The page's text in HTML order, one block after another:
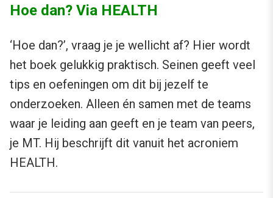
Hoe dan? Via HEALTH
‘Hoe dan?’, vraag je je wellicht af? Hier wordt
het boek gelukkig praktisch. Seinen geeft veel
tips en oefeningen om dit bij jezelf te
onderzoeken. Alleen én samen met de teams
waar je leiding aan geeft en je team van peers,
je MT. Hij beschrijft dit vanuit het acroniem
HEALTH.